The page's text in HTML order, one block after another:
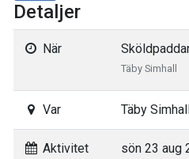
Detaljer
När
Täby Simhall
Var Täby
Aktivitet
sön 23 aug